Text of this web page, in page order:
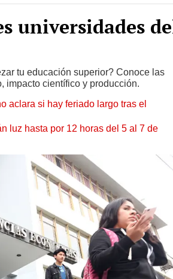
universidades
tu educación superior? Conoce las
impacto científico y producción.
aclara si hay feriado largo tras el
luz hasta por 12 horas del 5 al 7 de